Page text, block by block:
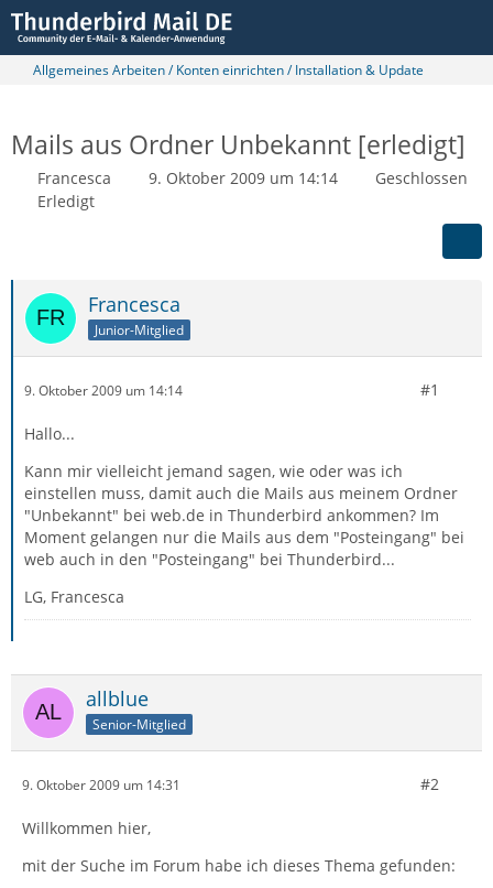
Allgemeines Arbeiten / Konten einrichten / Installation & Update
Mails aus Ordner Unbekannt [erledigt]
Francesca 9. Oktober 2009 um 14:14
Geschlossen
Erledigt
Francesca
Junior-Mitglied
9. Oktober 2009 um 14:14 #1
Hallo...
Kann mir vielleicht jemand sagen, wie oder was ich
einstellen muss, damit auch die Mails aus meinem Ordner
"Unbekannt" bei web.de in Thunderbird ankommen? Im
Moment gelangen nur die Mails aus dem "Posteingang" bei
web auch in den "Posteingang" bei Thunderbird...
LG, Francesca
allblue
Senior-Mitglied
9. Oktober 2009 um 14:31 #2
Willkommen hier,
mit der Suche im Forum habe ich dieses Thema gefunden: